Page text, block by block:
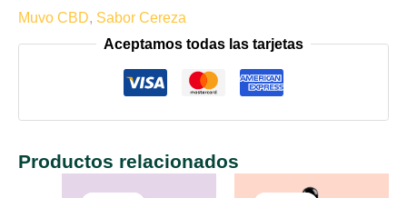
Muvo CBD, Sabor Cereza
Aceptamos todas las tarjetas
Productos relacionados